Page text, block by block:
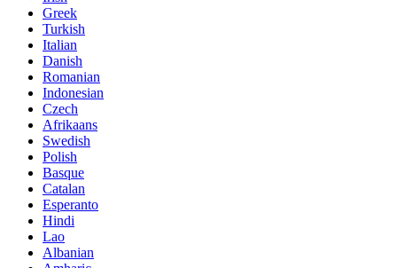
Greek
Turkish
Italian
Danish
Romanian
Indonesian
Czech
Afrikaans
Swedish
Polish
Basque
Catalan
Esperanto
Hindi
Lao
Albanian